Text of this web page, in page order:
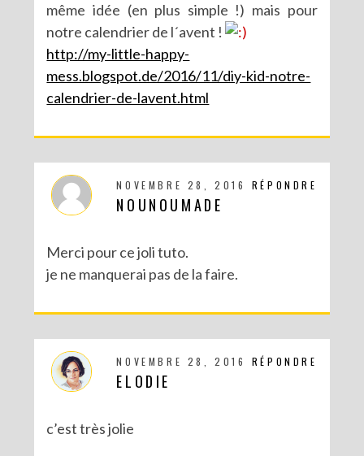
même idée (en plus simple !) mais pour
notre calendrier de l´avent !
http://my-little-happy-
mess.blogspot.de/2016/11/diy-kid-notre-
calendrier-de-lavent.html
RÉPONDRE
NOVEMBRE 28, 2016
NOUNOUMADE
Merci pour ce joli tuto.
je ne manquerai pas de la faire.
RÉPONDRE
NOVEMBRE 28, 2016
ELODIE
c’est très jolie